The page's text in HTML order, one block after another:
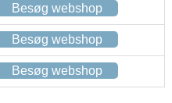
Besøg webshop
Besøg webshop
Besøg webshop